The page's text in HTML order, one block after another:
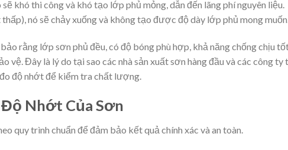
khó thi công và khó tạo lớp phủ mỏng, dẫn đến lãng phí nguyên liệu.
nó sẽ chảy xuống và không tạo được độ dày lớp phủ mong
rằng lớp sơn phủ đều, có độ bóng phù hợp, khả năng chống chịu
vệ. Đây là lý do tại sao các nhà sản xuất sơn hàng đầu và các công ty
độ nhớt để kiểm tra chất lượng.
Nhớt Của Sơn
quy trình chuẩn để đảm bảo kết quả chính xác và an toàn.